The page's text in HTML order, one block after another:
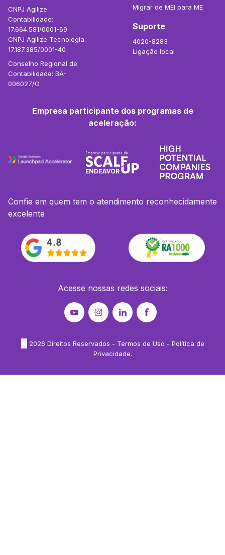
CNPJ Agilize
Contabilidade:
17.664.581/0001-69
CNPJ Agilize Tecnologia:
17.187.385/0001-40
Conselho Regional de
Contabilidade: BA-
006027/O
Migrar de MEI para ME
Suporte
4020-8283
Ligação local
Empresa participante dos programas de
aceleração:
Confie em quem tem o atendimento reconhecidamente
excelente
Acesse nossas redes sociais:
2026 Direitos Reservados - Termos de Uso - Política de
Privacidade.